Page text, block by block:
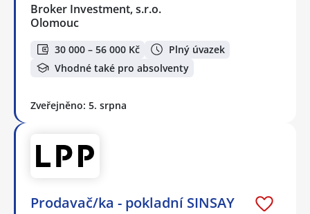
Broker Investment, s.r.o.
Olomouc
30 000 – 56 000 Kč
Plný úvazek
Vhodné také pro absolventy
Zveřejněno: 5. srpna
Prodavač/ka - pokladní SINSAY